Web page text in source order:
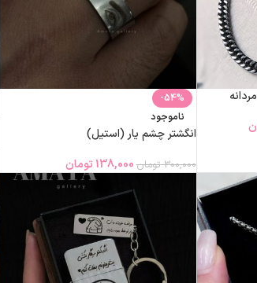
-54%
ناموجود
انگشتر چشم یار (استیل)
300,000 تومان138,000 تومان